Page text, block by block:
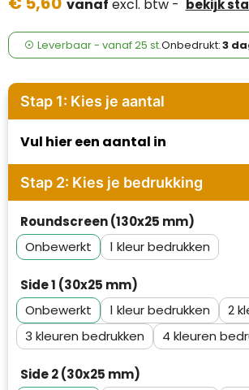
Fresh 'n Rebel
GolfOriginals
James Harvest
Mepal
Moleskine
MyKit
Ocean Bottle
Parker
Waterman
vanaf excl. btw - bekijk
Leverbaar- vanaf25 st.Onbedrukt:3
Stap 1: Kies je aantal
Vul hier een aantal in
Stap 2: Kies je bedrukking
Roundscreen (130x25 mm)
Onbewerkt
1
Side 1 (30x25 mm)
Onbewerkt
1
2
3
4
Side 2 (30x25 mm)